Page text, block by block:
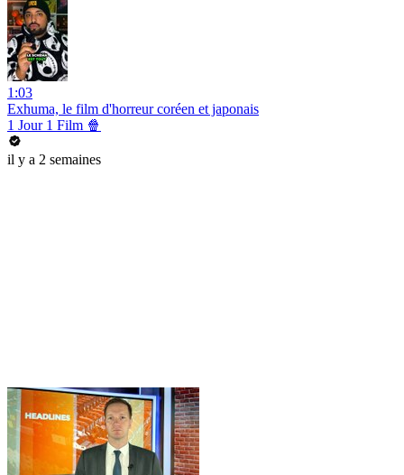
1:03
Exhuma, le film d'horreur coréen et japonais
1 Jour 1 Film 🍿
il y a 2 semaines